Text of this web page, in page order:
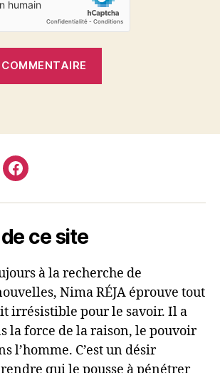
Facebook
ce site
à la recherche de
Nima RÉJA éprouve tout
irrésistible pour le savoir. Il a
la force de la raison, le pouvoir
l’homme. C’est un désir